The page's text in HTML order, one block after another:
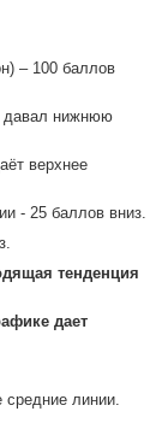
– 100 баллов
давал нижнюю
верхнее
- 25 баллов вниз.
тенденция
дает
линии.